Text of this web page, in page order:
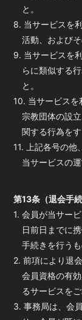
と。
8. 当サービスを
活動、および
9. 当サービスを
らに類似する
と。
10. 当サービス
宗教団体の設
関する行為をす
11. 上記各号の他
当サービスの
第13条（退会手続
1. 会員が当サー
日前日までに
手続きを行うも
2. 前項により退
会員資格の有
るサービスを
3. 事務局は、会